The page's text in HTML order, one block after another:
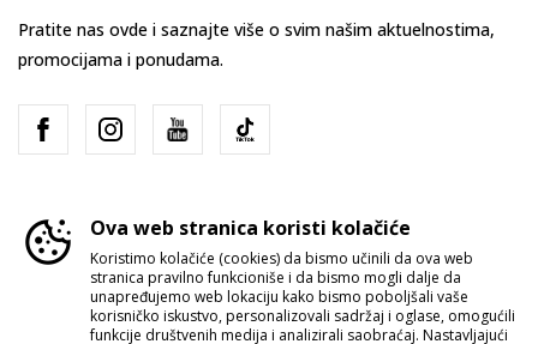
Pratite nas ovde i saznajte više o svim našim aktuelnostima,
promocijama i ponudama.
Srbija Promenite
Ova web stranica koristi kolačiće
Koristimo kolačiće (cookies) da bismo učinili da ova web
stranica pravilno funkcioniše i da bismo mogli dalje da
unapređujemo web lokaciju kako bismo poboljšali vaše
korisničko iskustvo, personalizovali sadržaj i oglase, omogućili
funkcije društvenih medija i analizirali saobraćaj. Nastavljajući